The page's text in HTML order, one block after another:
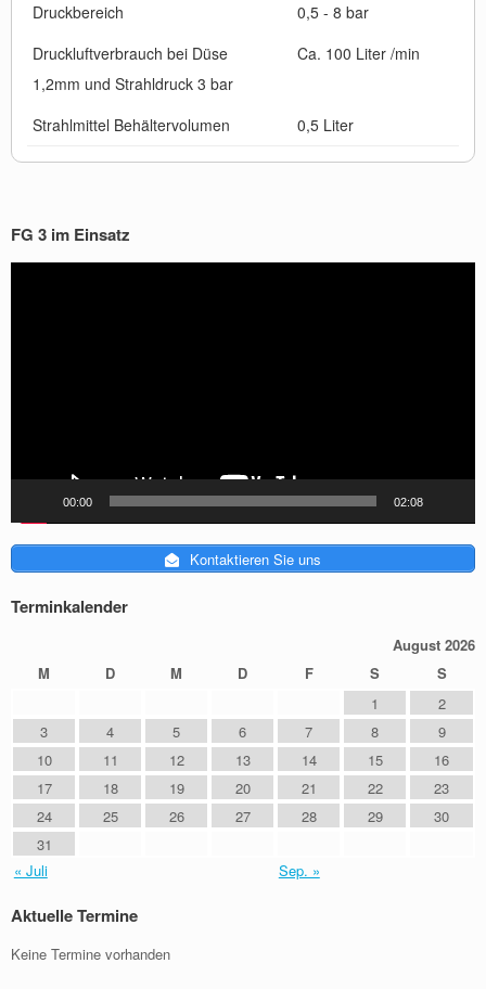
Druckbereich
0,5 - 8 bar
Druckluftverbrauch bei Düse
1,2mm und Strahldruck 3 bar
Ca. 100 Liter /min
Strahlmittel Behältervolumen 0,5 Liter
FG 3 im Einsatz
00:00 02:08
Kontaktieren Sie uns
Terminkalender
August 2026
M
D M D F S
S
1
2
3
4 5 6 7 8
9
10
11 12 13 14 15
16
17
18 19 20 21 22
23
24
25 26 27 28 29
30
31
« Juli
Sep. »
Aktuelle Termine
Keine Termine vorhanden